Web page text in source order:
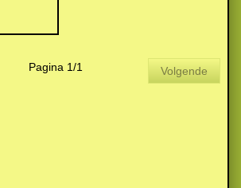
Pagina 1/1 Volgende